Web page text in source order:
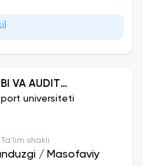
VA AUDIT
universiteti
Ta'lim shakli
/ Masofaviy